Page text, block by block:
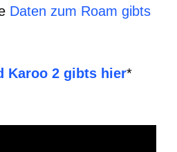
Daten zum Roam gibts
Karoo 2 gibts hier*